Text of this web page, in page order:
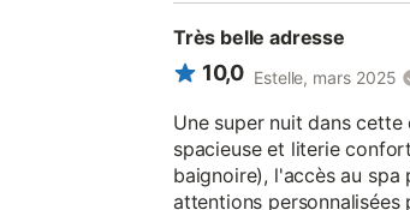
Très belle adresse
10,0 Estelle, mars 2025
Une super nuit dans
spacieuse et literie
baignoire), l'accès au
attentions